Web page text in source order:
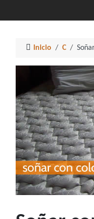
Inicio C